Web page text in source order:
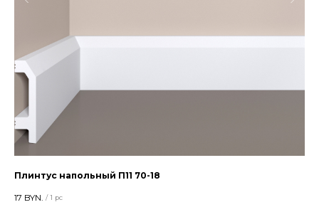
Плинтус напольный П11 70-18
17 BYN. / 1 pc